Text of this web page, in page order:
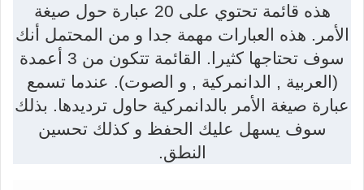
هذه قائمة تحتوي على 20 عبارة حول صيغة
الأمر. هذه العبارات مهمة جدا و من المحتمل أنك
سوف تحتاجها كثيرا. القائمة تتكون من 3 أعمدة
(العربية , الدانمركية , و الصوت). عندما تسمع
عبارة صيغة الأمر بالدانمركية حاول ترديدها. بذلك
سوف يسهل عليك الحفظ و كذلك تحسين
النطق.